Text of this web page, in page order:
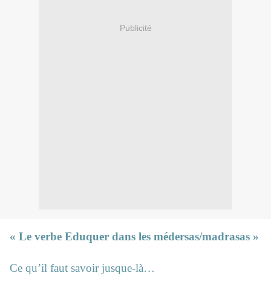
Publicité
« Le verbe Eduquer dans les médersas/madrasas »
Ce qu’il faut savoir jusque-là…